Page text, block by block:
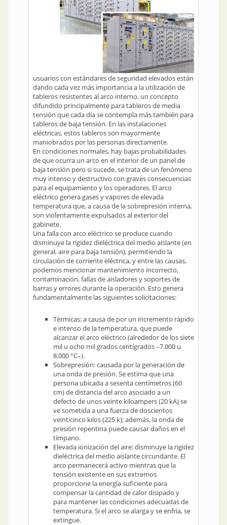
usuarios con estándares de seguridad elevados están
dando cada vez más importancia a la utilización de
tableros resistentes al arco interno, un concepto
difundido principalmente para tableros de media
tensión que cada día se contempla más también para
tableros de baja tensión. En las instalaciones
eléctricas, estos tableros son mayormente
maniobrados por las personas directamente.
En condiciones normales, hay bajas probabilidades
de que ocurra un arco en el interior de un panel de
baja tensión pero si sucede, se trata de un fenómeno
muy intenso y destructivo con graves consecuencias
para el equipamiento y los operadores. El arco
eléctrico genera gases y vapores de elevada
temperatura que, a causa de la sobrepresión interna,
son violentamente expulsados al exterior del
gabinete.
Una falla con arco eléctrico se produce cuando
disminuye la rigidez dieléctrica del medio aislante (en
general, aire para baja tensión), permitiendo la
circulación de corriente eléctrica, y entre las causas,
podemos mencionar mantenimiento incorrecto,
contaminación, fallas de aisladores y soportes de
barras y errores durante la operación. Esto genera
fundamentalmente las siguientes solicitaciones:
Térmicas: a causa de por un incremento rápido
e intenso de la temperatura, que puede
alcanzar el arco eléctrico (alrededor de los siete
mil u ocho mil grados centígrados –7.000 u
8.000 °C–).
Sobrepresión: causada por la generación de
una onda de presión. Se estima que una
persona ubicada a sesenta centímetros (60
cm) de distancia del arco asociado a un
defecto de unos veinte kiloampers (20 kA) se
ve sometida a una fuerza de doscientos
veinticinco kilos (225 k); además, la onda de
presión repentina puede causar daños en el
tímpano.
Elevada ionización del aire: disminuye la rigidez
dieléctrica del medio aislante circundante. El
arco permanecerá activo mientras que la
tensión existente en sus extremos
proporcione la energía suficiente para
compensar la cantidad de calor disipado y
para mantener las condiciones adecuadas de
temperatura. Si el arco se alarga y se enfría, se
extingue.